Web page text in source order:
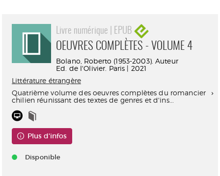
Livre numérique | EPUB
OEUVRES COMPLÈTES - VOLUME 4
Bolano, Roberto (1953-2003). Auteur
Ed. de l'Olivier. Paris | 2021
Littérature étrangère
Quatrième volume des oeuvres complètes du romancier
chilien réunissant des textes de genres et d'ins...
Plus d'infos
Disponible